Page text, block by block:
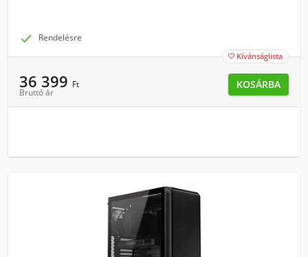
 Rendelésre
 Kívánságlista
36 399 Ft
Bruttó ár
KOSÁRBA